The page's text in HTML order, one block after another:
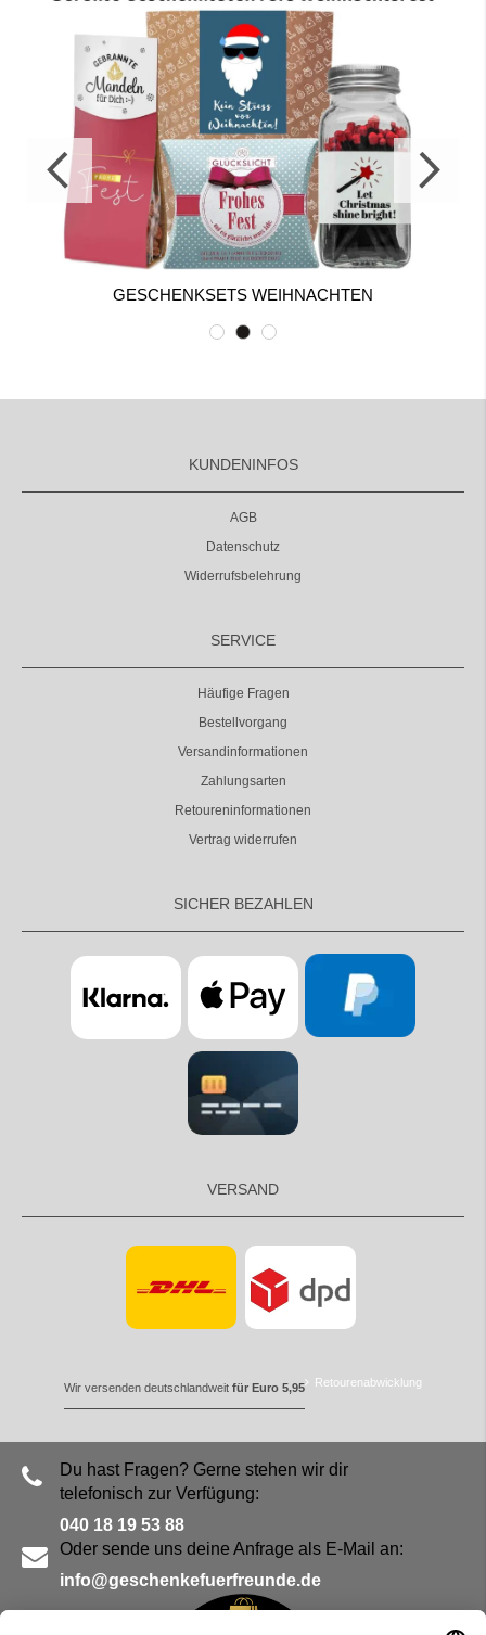
GESCHENKSETS WEIHNACHTEN
KUNDENINFOS
AGB
Datenschutz
Widerrufsbelehrung
SERVICE
Häufige Fragen
Bestellvorgang
Versandinformationen
Zahlungsarten
Retoureninformationen
Vertrag widerrufen
SICHER BEZAHLEN
VERSAND
Wir versenden deutschlandweit für Euro 5,95 Retourenabwicklung
Du hast Fragen? Gerne stehen wir dir
telefonisch zur Verfügung:
040 18 19 53 88
Oder sende uns deine Anfrage als E-Mail an:
info@geschenkefuerfreunde.de